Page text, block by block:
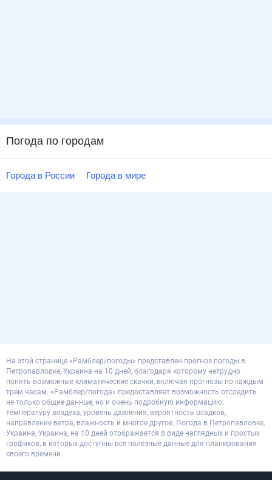
Погода по городам
Города в России Города в мире
На этой странице «Рамблер/погоды» представлен прогноз погоды в
Петропавловке, Украина на 10 дней, благодаря которому нетрудно
понять возможные климатические скачки, включая прогнозы по каждым
трем часам. «Рамблер/погода» предоставляет возможность отследить
не только общие данные, но и очень подробную информацию:
температуру воздуха, уровень давления, вероятность осадков,
направление ветра, влажность и многое другое. Погода в Петропавловке,
Украина, Украина, на 10 дней отображается в виде наглядных и простых
графиков, в которых доступны все полезные данные для планирования
своего времени.